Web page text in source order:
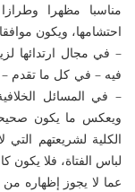
مناسبا مظهرا
احتشامها، ويكون
– في مجال ارتدائها
فيه – في كل ما تقدم –
– في المسائل
ويعكس ما يكون
الكلية لشريعتهم التي
لباس الفتاة، فلا يكون
عما لا يجوز إظهاره من